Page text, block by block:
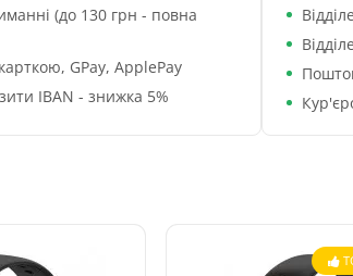
(до 130 грн - повна
GPay, ApplePay
IBAN - знижка 5%